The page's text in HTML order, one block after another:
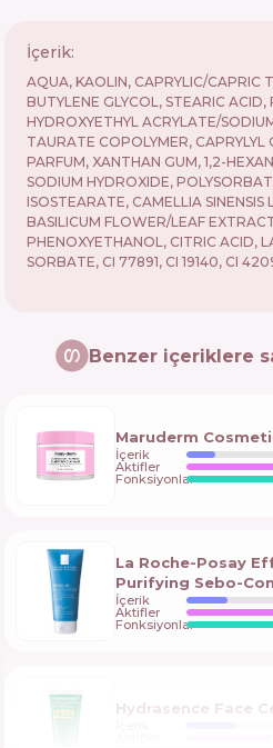
İçerik:
AQUA, KAOLIN, CAPRYLIC/CAPRIC
BUTYLENE GLYCOL, STEARIC ACID,
HYDROXYETHYL ACRYLATE/
TAURATE COPOLYMER, CAPRYLYL
PARFUM, XANTHAN GUM, 1,2-
SODIUM HYDROXIDE,
ISOSTEARATE, CAMELLIA
BASILICUM FLOWER/LEAF
PHENOXYETHANOL, CITRIC ACID,
SORBATE, CI 77891, CI 19140, CI
Benzer içeriklere
Maruderm
İçerik
Aktifler
Fonksiyonlar
La Roche-Posay
Purifying Sebo-
İçerik
Aktifler
Fonksiyonlar
Hydrasence Face